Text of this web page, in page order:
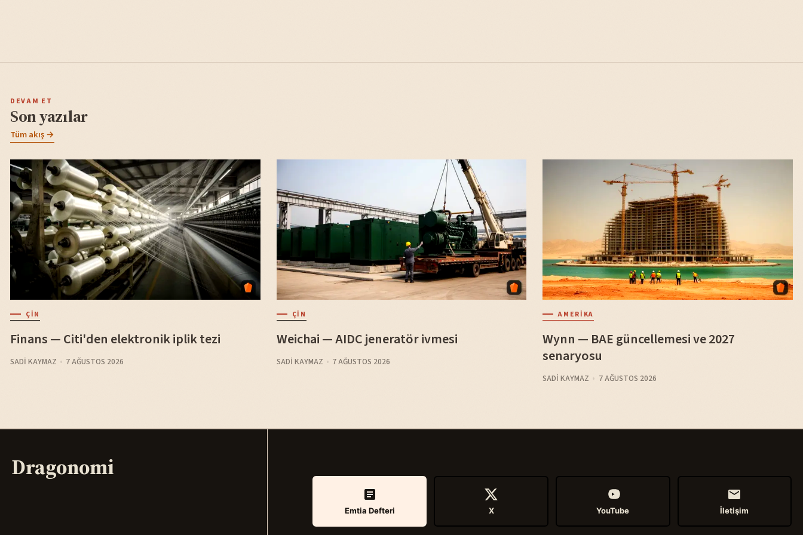
DEVAM ET
Son yazılar
Tüm akış →
ÇIN
Finans — Citi'den elektronik iplik tezi
SADI KAYMAZ 7 AĞUSTOS 2026
ÇIN
Weichai — AIDC jeneratör ivmesi
SADI KAYMAZ 7 AĞUSTOS 2026
AMERIKA
Wynn — BAE güncellemesi ve 2027
senaryosu
SADI KAYMAZ 7 AĞUSTOS 2026
Dragonomi
Emtia Defteri X YouTube İletişim